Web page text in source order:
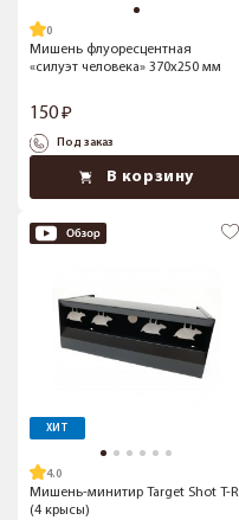
Мишень флуоресцентная
«силуэт человека» 370x250 мм
150
Под заказ
В корзину
ХИТ
4.0
Мишень-минитир Target Shot T-R
(4 крысы)